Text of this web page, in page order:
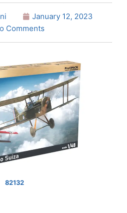
January 12, 2023
Comments
82132